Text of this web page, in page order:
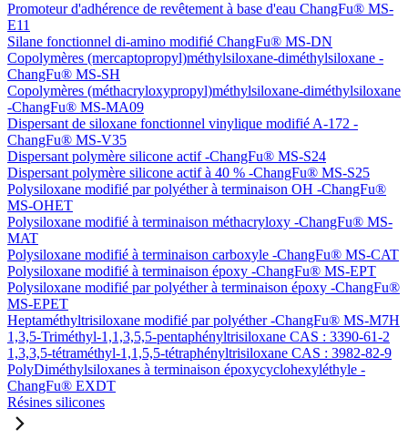
Promoteur d'adhérence de revêtement à base d'eau ChangFu® MS-
E11
Silane fonctionnel di-amino modifié ChangFu® MS-DN
Copolymères (mercaptopropyl)méthylsiloxane-diméthylsiloxane -
ChangFu® MS-SH
Copolymères (méthacryloxypropyl)méthylsiloxane-diméthylsiloxane
-ChangFu® MS-MA09
Dispersant de siloxane fonctionnel vinylique modifié A-172 -
ChangFu® MS-V35
Dispersant polymère silicone actif -ChangFu® MS-S24
Dispersant polymère silicone actif à 40 % -ChangFu® MS-S25
Polysiloxane modifié par polyéther à terminaison OH -ChangFu®
MS-OHET
Polysiloxane modifié à terminaison méthacryloxy -ChangFu® MS-
MAT
Polysiloxane modifié à terminaison carboxyle -ChangFu® MS-CAT
Polysiloxane modifié à terminaison époxy -ChangFu® MS-EPT
Polysiloxane modifié par polyéther à terminaison époxy -ChangFu®
MS-EPET
Heptaméthyltrisiloxane modifié par polyéther -ChangFu® MS-M7H
1,3,5-Triméthyl-1,1,3,5,5-pentaphényltrisiloxane CAS : 3390-61-2
1,3,3,5-tétraméthyl-1,1,5,5-tétraphényltrisiloxane CAS : 3982-82-9
PolyDiméthylsiloxanes à terminaison époxycyclohexyléthyle -
ChangFu® EXDT
Résines silicones